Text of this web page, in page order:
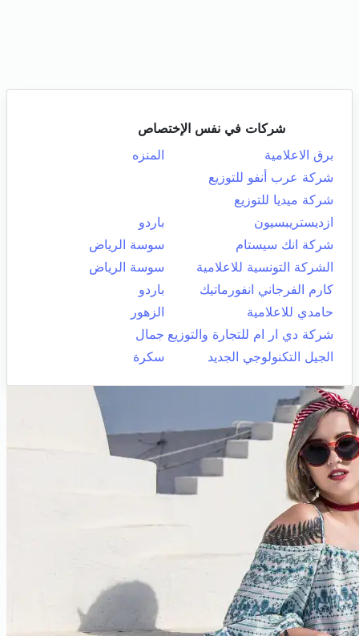
شركات في نفس الإختصاص
برق الاعلامية
المنزه
شركة عرب أنفو للتوزيع
شركة ميديا للتوزيع
ازديستريبسيون
باردو
شركة انك سيستام
سوسة الرياض
الشركة التونسية للاعلامية
سوسة الرياض
كارم الفرجاني انفورماتيك
باردو
حامدي للاعلامية
الزهور
شركة دي ار ام للتجارة والتوزيع جمال
الجيل التكنولوجي الجديد
سكرة